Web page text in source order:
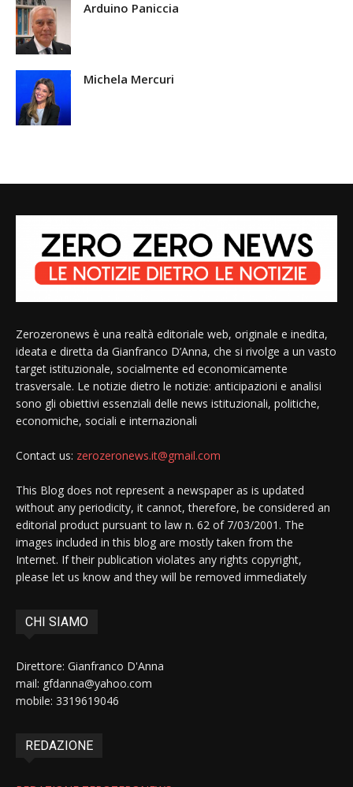
Arduino Paniccia
Michela Mercuri
Zerozeronews è una realtà editoriale web, originale e inedita,
ideata e diretta da Gianfranco D’Anna, che si rivolge a un vasto
target istituzionale, socialmente ed economicamente
trasversale. Le notizie dietro le notizie: anticipazioni e analisi
sono gli obiettivi essenziali delle news istituzionali, politiche,
economiche, sociali e internazionali
Contact us: zerozeronews.it@gmail.com
This Blog does not represent a newspaper as is updated
without any periodicity, it cannot, therefore, be considered an
editorial product pursuant to law n. 62 of 7/03/2001. The
images included in this blog are mostly taken from the
Internet. If their publication violates any rights copyright,
please let us know and they will be removed immediately
CHI SIAMO
Direttore: Gianfranco D'Anna
mail: gfdanna@yahoo.com
mobile: 3319619046
REDAZIONE